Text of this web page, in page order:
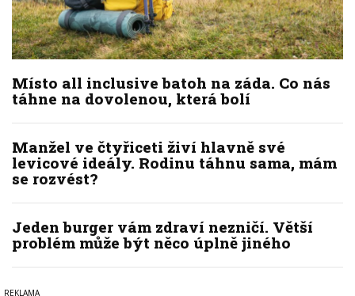
Místo all inclusive batoh na záda. Co nás
táhne na dovolenou, která bolí
Manžel ve čtyřiceti živí hlavně své
levicové ideály. Rodinu táhnu sama, mám
se rozvést?
Jeden burger vám zdraví nezničí. Větší
problém může být něco úplně jiného